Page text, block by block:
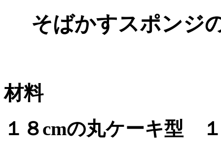
そばかすスポンジ
材料
１８cmの丸ケーキ型